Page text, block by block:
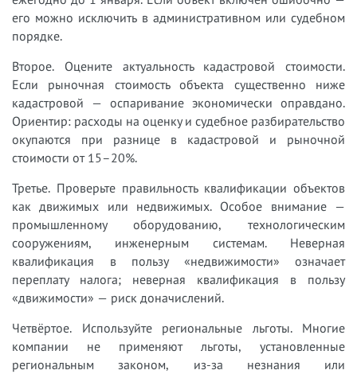
его можно исключить в административном или судебном
порядке.
Второе. Оцените актуальность кадастровой стоимости.
Если рыночная стоимость объекта существенно ниже
кадастровой — оспаривание экономически оправдано.
Ориентир: расходы на оценку и судебное разбирательство
окупаются при разнице в кадастровой и рыночной
стоимости от 15–20%.
Третье. Проверьте правильность квалификации объектов
как движимых или недвижимых. Особое внимание —
промышленному оборудованию, технологическим
сооружениям, инженерным системам. Неверная
квалификация в пользу «недвижимости» означает
переплату налога; неверная квалификация в пользу
«движимости» — риск доначислений.
Четвёртое. Используйте региональные льготы. Многие
компании не применяют льготы, установленные
региональным законом, из-за незнания или